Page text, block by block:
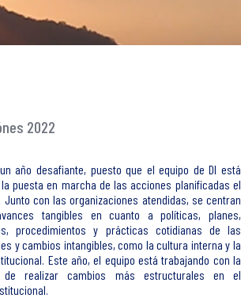
2022
año desafiante, puesto que el equipo de DI está
puesta en marcha de las acciones planificadas el
Junto con las organizaciones atendidas, se centran
tangibles en cuanto a políticas, planes,
procedimientos y prácticas cotidianas de las
y cambios intangibles, como la cultura interna y la
Este año, el equipo está trabajando con la
de realizar cambios más estructurales en el